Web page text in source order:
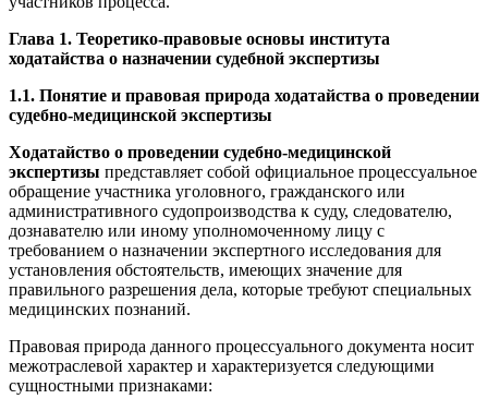
Глава 1. Теоретико-правовые основы института
ходатайства о назначении судебной экспертизы
1.1. Понятие и правовая природа ходатайства о проведении
судебно-медицинской экспертизы
Ходатайство о проведении судебно-медицинской
экспертизы представляет собой официальное процессуальное
обращение участника уголовного, гражданского или
административного судопроизводства к суду, следователю,
дознавателю или иному уполномоченному лицу с
требованием о назначении экспертного исследования для
установления обстоятельств, имеющих значение для
правильного разрешения дела, которые требуют специальных
медицинских познаний.
Правовая природа данного процессуального документа носит
межотраслевой характер и характеризуется следующими
сущностными признаками: